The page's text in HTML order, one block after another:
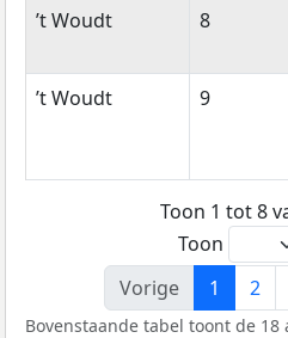
’t Woudt 8
’t Woudt 9
Toon 1 tot 8
Toon
Vorige
1 2
Bovenstaande tabel toont de 18